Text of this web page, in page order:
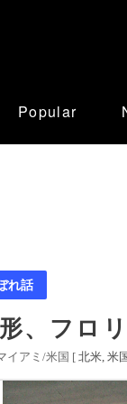
Popular
れ話
、フロ
イアミ/米国 [ 北米 米